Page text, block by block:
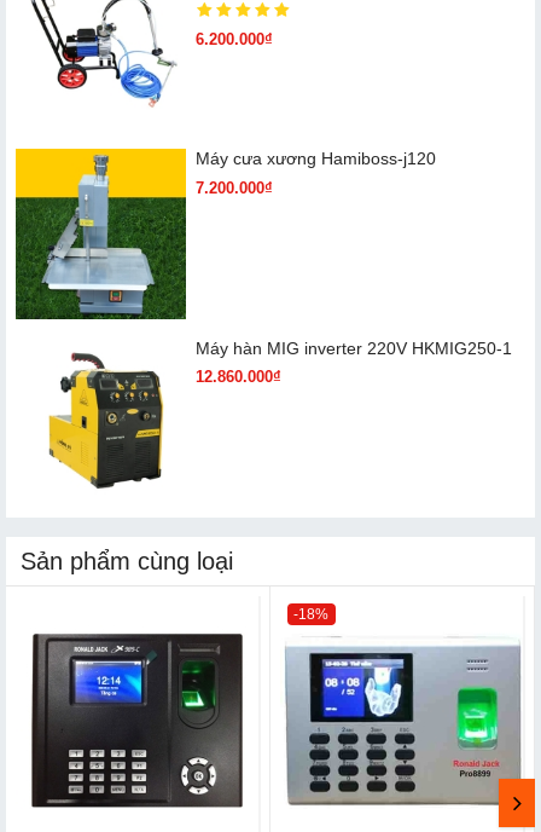
6.200.000₫
Máy cưa xương Hamiboss-j120
7.200.000₫
Máy hàn MIG inverter 220V HKMIG250-1
12.860.000₫
Sản phẩm cùng loại
-18%